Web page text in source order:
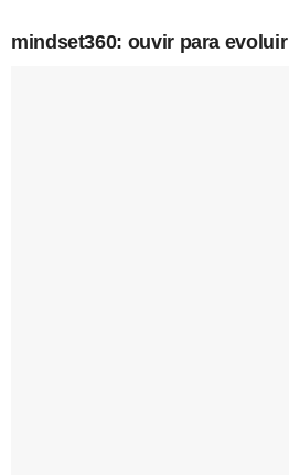
mindset360: ouvir para evoluir